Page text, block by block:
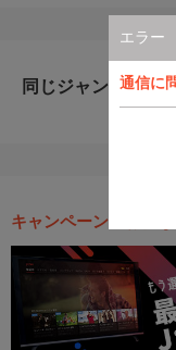
エラー
通信に
同じジャンルのお
キャンペーン・お得な